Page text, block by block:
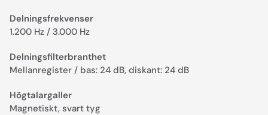
Delningsfrekvenser
1.200 Hz / 3.000 Hz
Delningsfilterbranthet
Mellanregister / bas: 24 dB, diskant: 24 dB
Högtalargaller
Magnetiskt, svart tyg